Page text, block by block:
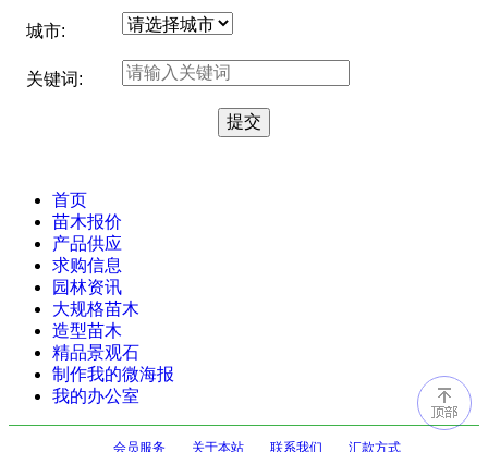
城市:
关键词:
首页
苗木报价
产品供应
求购信息
园林资讯
大规格苗木
造型苗木
精品景观石
制作我的微海报
我的办公室
会员服务 关于本站 联系我们 汇款方式